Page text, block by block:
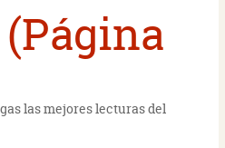
las mejores lecturas del